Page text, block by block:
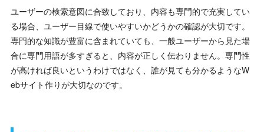
ユーザーの検索意図に合致しており、内容も専門的で充実してい
る場合、ユーザー目線で使いやすいかどうかの確認が大切です。
専門的な知識が豊富に含まれていても、一般ユーザーから見た場
合に専門用語が多すぎると、内容が正しく伝わりません。専門性
が高ければ良いというわけではなく、誰が見ても分かるようなW
ebサイト作りが大切なのです。